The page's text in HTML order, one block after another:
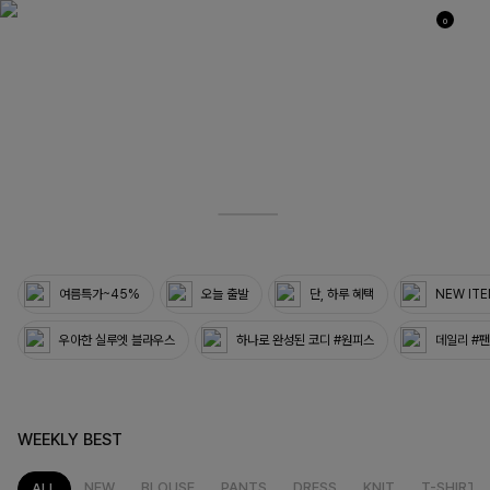
0
여름특가~45% 오늘 출발 단, 하루 혜택 NEW
우아한 실루엣 블라우스 하나로 완성된 코디 #원피스 데일리 #
WEEKLY BEST